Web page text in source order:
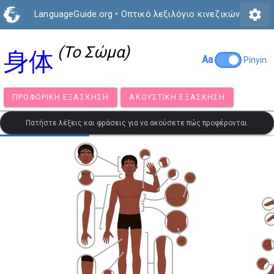
LanguageGuide.org • Οπτικό λεξιλόγιο κινεζικών settings
身体 (Το Σώμα) Aa Pinyin
ΠΡΟΦΟΡΙΚΉ ΕΞΆΣΚΗΣΗ ΑΚΟΥΣΤΙΚΉ ΕΞΆΣΚΗΣΗ
Πατήστε λέξεις και φράσεις για να ακούσετε πώς προφέρονται.